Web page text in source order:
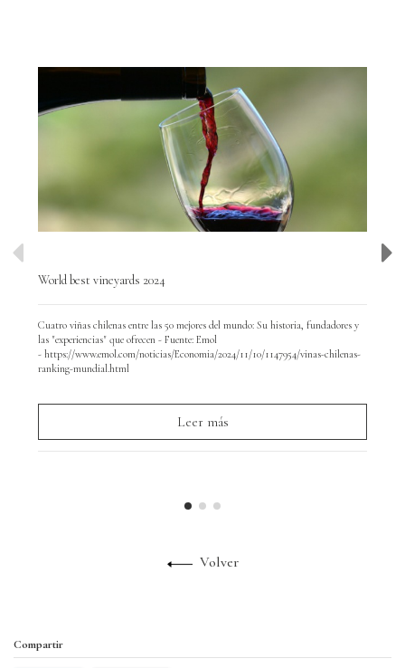
World best vineyards 2024
Cuatro viñas chilenas entre las 50 mejores del mundo: Su historia, fundadores y
las "experiencias" que ofrecen - Fuente: Emol
- https://www.emol.com/noticias/Economia/2024/11/10/1147954/vinas-chilenas-
ranking-mundial.html
Leer más
Volver
Compartir